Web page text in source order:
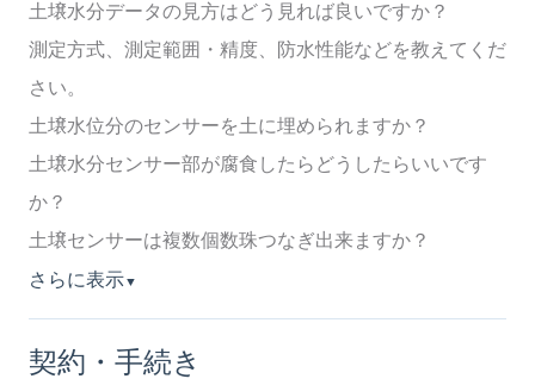
土壌水分データの見方はどう見れば良いですか？
測定方式、測定範囲・精度、防水性能などを教えてくだ
さい。
土壌水位分のセンサーを土に埋められますか？
土壌水分センサー部が腐食したらどうしたらいいです
か？
土壌センサーは複数個数珠つなぎ出来ますか？
さらに表示▼
契約・手続き